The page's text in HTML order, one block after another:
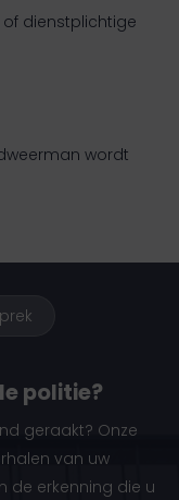
dienstplichtige
wordt
politie?
geraakt? Onze
van uw
de erkenning die u